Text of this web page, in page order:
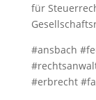
für
#ansbach
#erbrecht